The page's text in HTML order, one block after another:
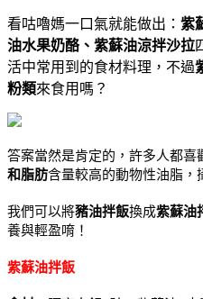
看咕嚕媽一口氣就能做出： 紫
油水果奶酪、紫蘇油涼拌沙拉
活中常用到的食材料理，不過
粉類來食用嗎？
答案當然是肯定的，許多人都喜
和脂肪含量較高的動物性油脂，
我們可以將豬油拌飯換成紫蘇油
養與輕盈唷！
紫蘇油拌飯